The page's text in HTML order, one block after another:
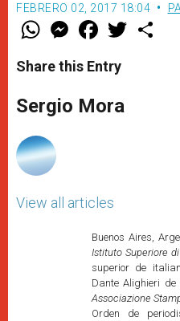
FEBRERO 02, 2017 18:04
W
t
s
p
p
M
e
s
e
g
e
F
a
e
b
o
k
w
Share this Entry
Sergio Mora
View all articles
Buenos Aires,
Istituto Superiore
superior de
Dante Alighieri
Associazione
Orden de